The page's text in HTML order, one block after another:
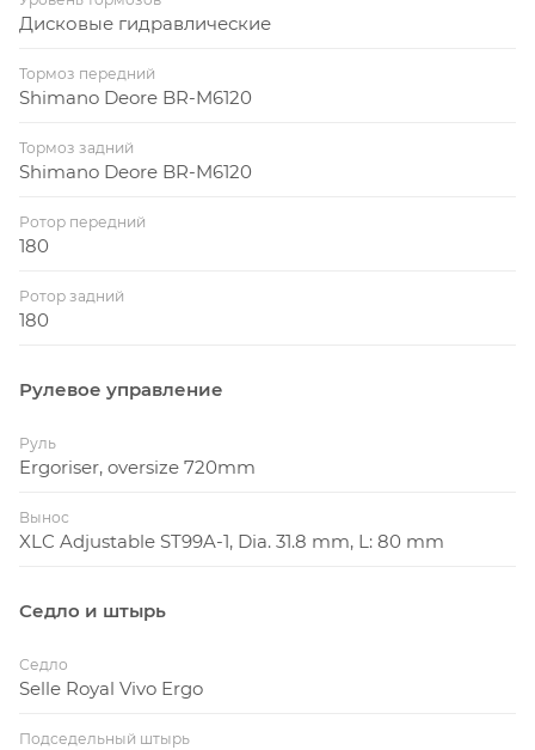
Дисковые гидравлические
Тормоз передний
Shimano Deore BR-M6120
Тормоз задний
Shimano Deore BR-M6120
Ротор передний
180
Ротор задний
180
Рулевое управление
Руль
Ergoriser, oversize 720mm
Вынос
XLC Adjustable ST99A-1, Dia. 31.8 mm, L: 80 mm
Седло и штырь
Седло
Selle Royal Vivo Ergo
Подседельный штырь